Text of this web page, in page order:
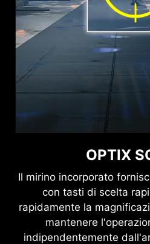
OPTIX
Il mirino incorporato
con tasti di scelta
rapidamente la
mantenere
indipendentemente